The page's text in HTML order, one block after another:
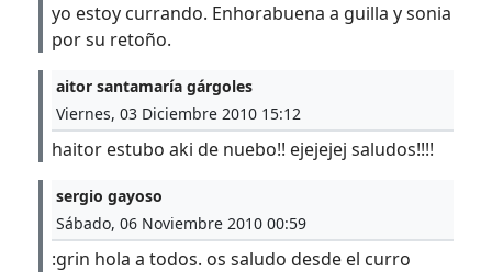
yo estoy currando. Enhorabuena a guilla y sonia
por su retoño.
aitor santamaría gárgoles
Viernes, 03 Diciembre 2010 15:12
haitor estubo aki de nuebo!! ejejejej saludos!!!!
sergio gayoso
Sábado, 06 Noviembre 2010 00:59
:grin hola a todos. os saludo desde el curro